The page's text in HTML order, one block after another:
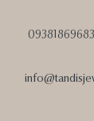
09381869683